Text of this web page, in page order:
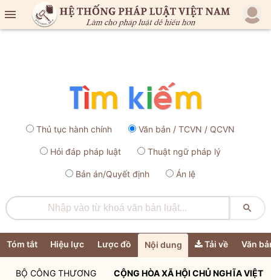

Thủ tục hành chính Văn bản / TCVN / QCVN
Hỏi đáp pháp luật Thuật ngữ pháp lý
Bản án/Quyết định Án lệ

Tóm tắt Hiệu lực Lược đồ Nội dung Tải về Văn
BỘ CÔNG THƯƠNG
CỘNG HÒA XÃ HỘI CHỦ NGHĨA VIỆT